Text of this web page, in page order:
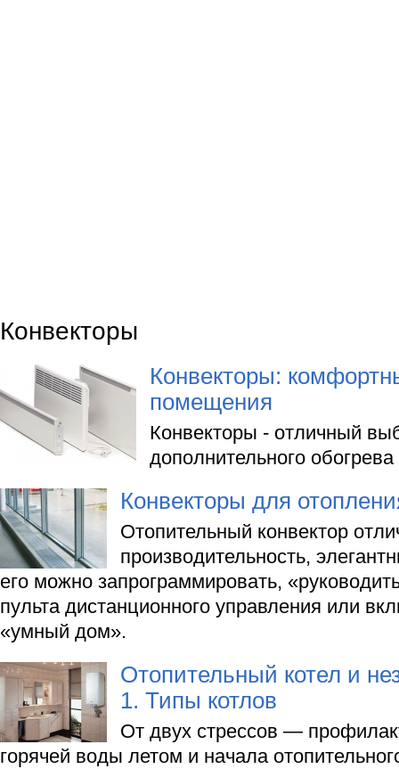
Конвекторы
Конвекторы:
помещения
Конвекторы - отличный
дополнительного
Конвекторы для
Отопительный конвектор
производительность,
его можно запрограммировать,
пульта дистанционного управления или
«умный дом».
Отопительный котел и
1. Типы котлов
От двух стрессов —
горячей воды летом и начала